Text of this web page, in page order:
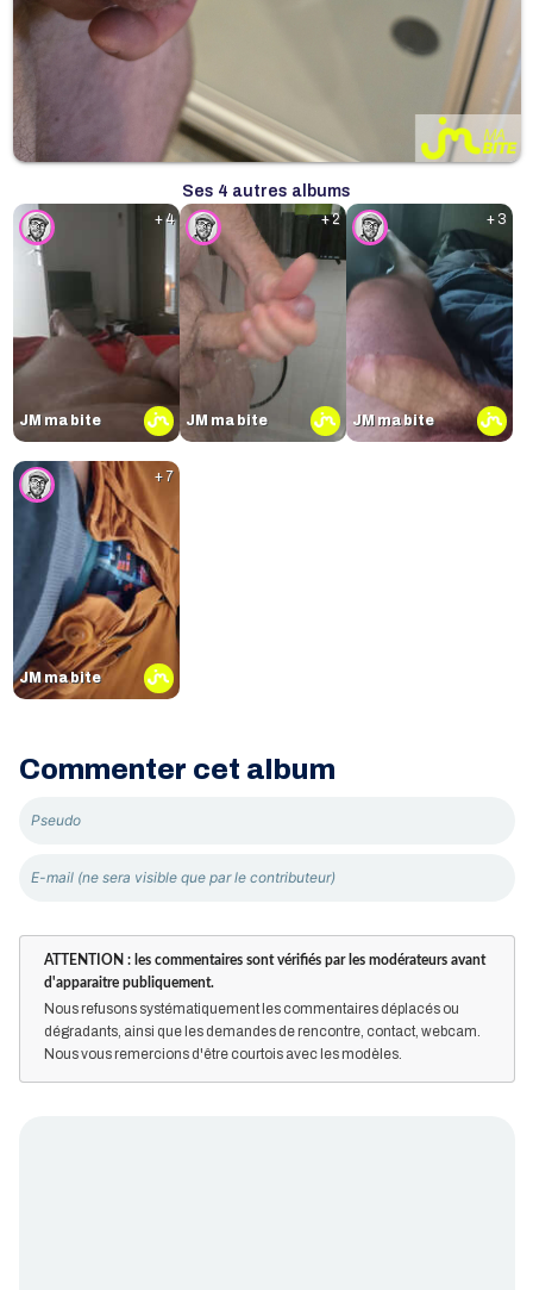
Ses 4 autres albums
+ 4
JM ma bite
+ 2
JM ma bite
+ 3
JM ma bite
+ 7
JM ma bite
Commenter cet album
ATTENTION : les commentaires sont vérifiés par les modérateurs avant
d'apparaitre publiquement.
Nous refusons systématiquement les commentaires déplacés ou
dégradants, ainsi que les demandes de rencontre, contact, webcam.
Nous vous remercions d'être courtois avec les modèles.